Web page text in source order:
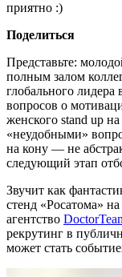
приятно :)
Поделиться
Представьте:
полным залом
глобального
вопросов о
женского stand up
«неудобными»
на кону — не
следующий этап
Звучит как
стенд «Росатома»
агентство
рекрутинг в
может стать